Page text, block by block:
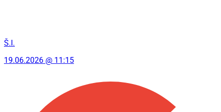
Š.I.
19.06.2026 @ 11:15